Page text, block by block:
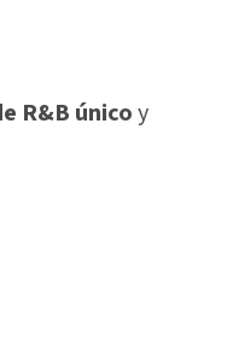
R&B únicoy